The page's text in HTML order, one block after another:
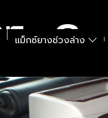
แม็กซ์ยางช่วงล่าง